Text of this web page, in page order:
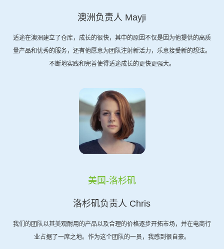
澳洲负责人 Mayji
适途在澳洲建立了仓库，成长的很快，其中的原因不仅是因为他提供的高质
量产品和优秀的服务，还有他愿意为团队注射新活力，乐意接受新的想法。
不断地实践和完善使得适途成长的更快更强大。
美国-洛杉矶
洛杉矶负责人 Chris
我们的团队以其美观耐用的产品以及合理的价格逐步开拓市场，并在电商行
业占据了一席之地。作为这个团队的一员，我感到很自豪。